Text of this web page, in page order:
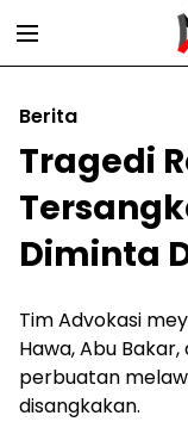
Berita
Tragedi
Diminta
Tim Advokasi
Hawa, Abu
perbuatan
disangkakan.